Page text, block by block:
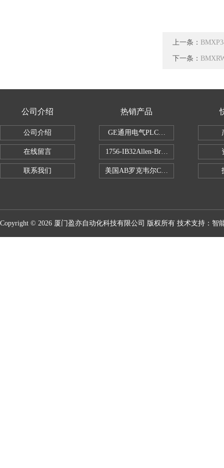
上一条：
下一条：
公司介绍
公司介绍
在线留言
联系我们
热销产品
GE通用电气PLC控制器
1756-IB32Allen-Bradley1756IB32数字
美国AB罗克韦尔CPU处理器
Copyright © 2026 厦门盈亦自动化科技有限公司 版权所有 技术支持： 智